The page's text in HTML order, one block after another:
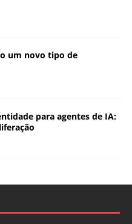
um novo tipo de
para agentes de IA: